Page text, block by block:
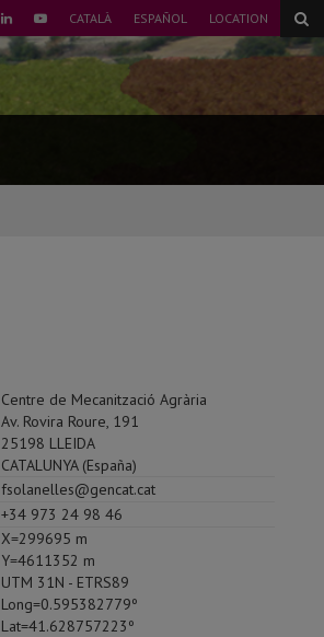
LINKEDINYOUTUBE
CATALÀ ESPAÑOL LOCATION
Centre de Mecanització Agrària
Av. Rovira Roure, 191
25198 LLEIDA
CATALUNYA (España)
fsolanelles@gencat.cat
+34 973 24 98 46
X=299695 m
Y=4611352 m
UTM 31N - ETRS89
Long=0.595382779º
Lat=41.628757223º